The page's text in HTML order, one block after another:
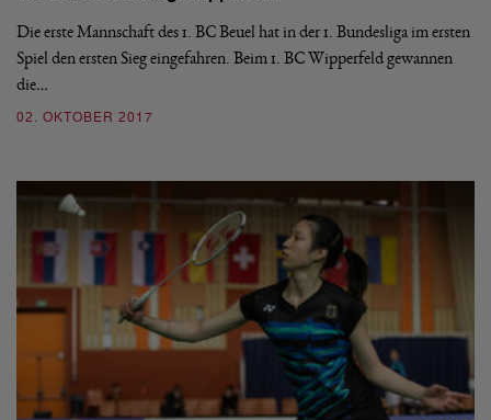
Die erste Mannschaft des 1. BC Beuel hat in der 1. Bundesliga im ersten
Spiel den ersten Sieg eingefahren. Beim 1. BC Wipperfeld gewannen
die…
02. OKTOBER 2017